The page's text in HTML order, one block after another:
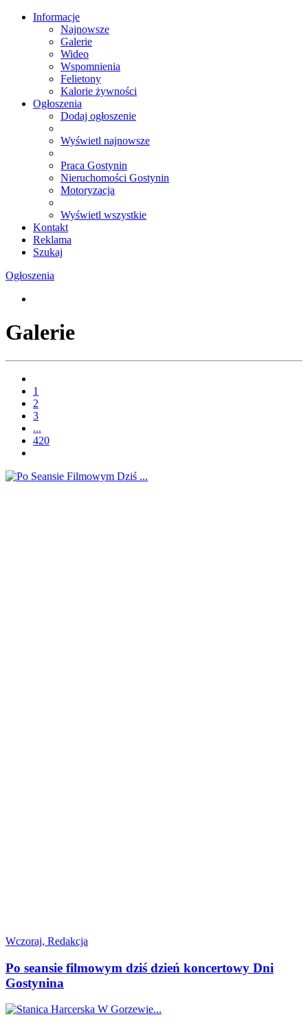
Informacje
Najnowsze
Galerie
Wideo
Wspomnienia
Felietony
Kalorie żywności
Ogłoszenia
Dodaj ogłoszenie
Wyświetl najnowsze
Praca Gostynin
Nieruchomości Gostynin
Motoryzacja
Wyświetl wszystkie
Kontakt
Reklama
Szukaj
Ogłoszenia
Galerie
1
2
3
...
420
Wczoraj, Redakcja
Po seansie filmowym dziś dzień koncertowy Dni
Gostynina